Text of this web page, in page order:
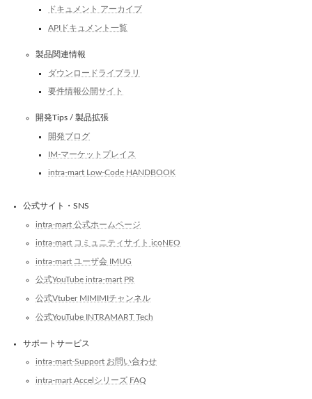
ドキュメント アーカイブ
APIドキュメント一覧
製品関連情報
ダウンロードライブラリ
要件情報公開サイト
開発Tips / 製品拡張
開発ブログ
IM-マーケットプレイス
intra-mart Low-Code HANDBOOK
公式サイト・SNS
intra-mart 公式ホームページ
intra-mart コミュニティサイト icoNEO
intra-mart ユーザ会 IMUG
公式YouTube intra-mart PR
公式Vtuber MIMIMIチャンネル
公式YouTube INTRAMART Tech
サポートサービス
intra-mart-Support お問い合わせ
intra-mart Accelシリーズ FAQ